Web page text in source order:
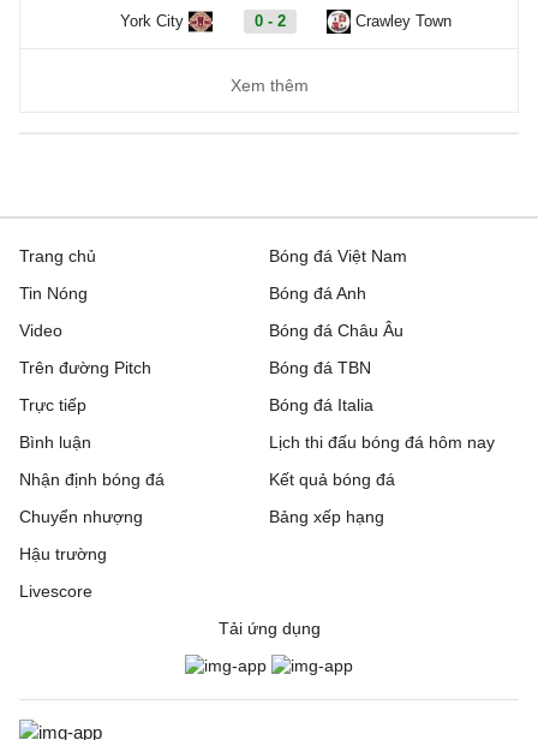
York City 0 - 2 Crawley Town
Xem thêm
Trang chủ
Tin Nóng
Video
Trên đường Pitch
Trực tiếp
Bóng đá Việt Nam
Bóng đá Anh
Bóng đá Châu Âu
Bóng đá TBN
Bóng đá Italia
Bình luận
Nhận định bóng đá
Chuyển nhượng
Hậu trường
Livescore
Lịch thi đấu bóng đá hôm nay
Kết quả bóng đá
Bảng xếp hạng
Tải ứng dụng